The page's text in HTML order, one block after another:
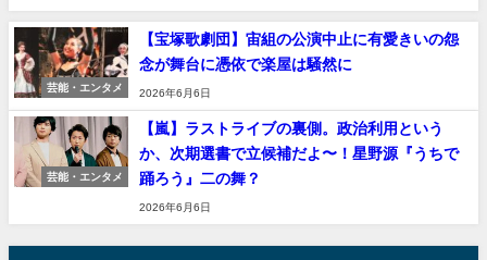
芸能・エンタメ
【宝塚歌劇団】宙組の公演中止に有愛きいの怨
念が舞台に憑依で楽屋は騒然に
2026年6月6日
芸能・エンタメ
【嵐】ラストライブの裏側。政治利用という
か、次期選書で立候補だよ〜！星野源『うちで
踊ろう』二の舞？
2026年6月6日